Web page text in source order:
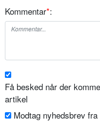
Kommentar*:
Få besked når der
artikel
Modtag nyhedsbrev